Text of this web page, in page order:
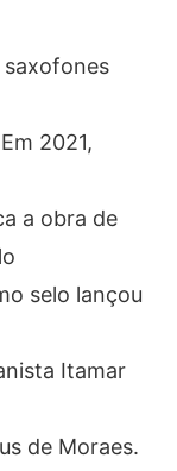
saxofones
2021,
a obra de
selo lançou
Itamar
de Moraes.